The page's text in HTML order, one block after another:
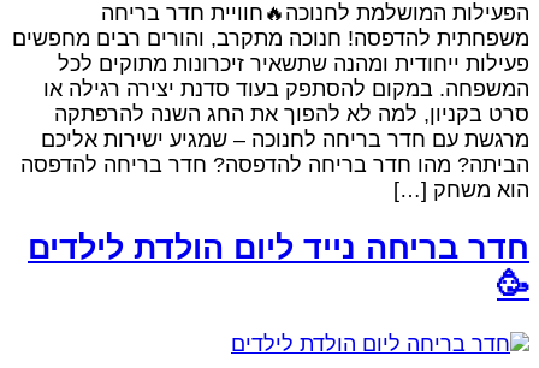
הפעילות המושלמת לחנוכה🔥חוויית חדר בריחה
משפחתית להדפסה! חנוכה מתקרב, והורים רבים מחפשים
פעילות ייחודית ומהנה שתשאיר זיכרונות מתוקים לכל
המשפחה. במקום להסתפק בעוד סדנת יצירה רגילה או
סרט בקניון, למה לא להפוך את החג השנה להרפתקה
מרגשת עם חדר בריחה לחנוכה – שמגיע ישירות אליכם
הביתה? מהו חדר בריחה להדפסה? חדר בריחה להדפסה
הוא משחק […]
חדר בריחה נייד ליום הולדת לילדים
🥳